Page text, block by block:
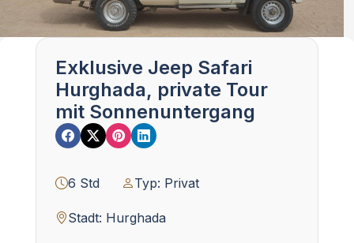
Exklusive Jeep Safari
Hurghada, private Tour
mit Sonnenuntergang
6 Std Typ: Privat
Stadt: Hurghada